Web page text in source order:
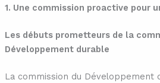
1. Une commission proactive pour
Les débuts prometteurs de la
Développement durable
La commission du Développement